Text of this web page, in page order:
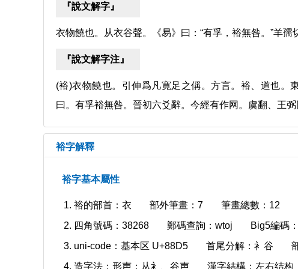
『說文解字』
衣物饒也。从衣谷聲。《易》曰：“有孚，裕無咎。”羊孺
『說文解字注』
(裕)衣物饒也。引伸爲凡寛足之偁。方言。裕、道也。
曰。有孚裕無咎。晉初六爻辭。今經有作网。虞翻、王
裕字解釋
裕字基本屬性
裕的部首：衣 部外筆畫：7 筆畫總數：12
四角號碼：38268
鄭碼查詢：wtoj Big5編碼
uni-code：基本区 U+88D5
首尾分解：衤谷
造字法：形声；从衤、谷声
漢字結構：左右结构